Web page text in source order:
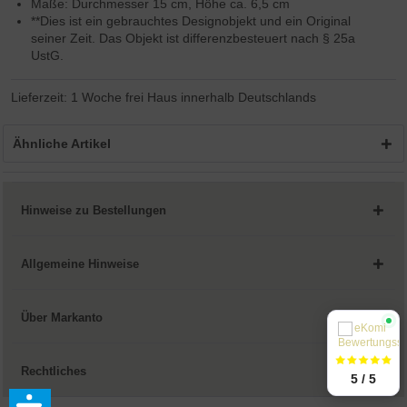
Maße: Durchmesser 15 cm, Höhe ca. 6,5 cm
**Dies ist ein gebrauchtes Designobjekt und ein Original
seiner Zeit. Das Objekt ist differenzbesteuert nach § 25a
UstG.
Lieferzeit: 1 Woche frei Haus innerhalb Deutschlands
Ähnliche Artikel
Hinweise zu Bestellungen
Allgemeine Hinweise
Über Markanto
Rechtliches
5 / 5